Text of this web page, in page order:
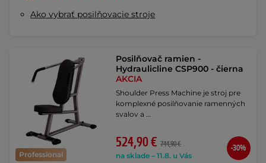
Ako vybrať posilňovacie stroje
Professional
Posilňovač ramien -
Hydraulicline CSP900 - čierna
AKCIA
Shoulder Press Machine je stroj pre
komplexné posilňovanie ramenných
svalov a …
524,90 € 744,90 €
na sklade – 11.8. u Vás
-30%